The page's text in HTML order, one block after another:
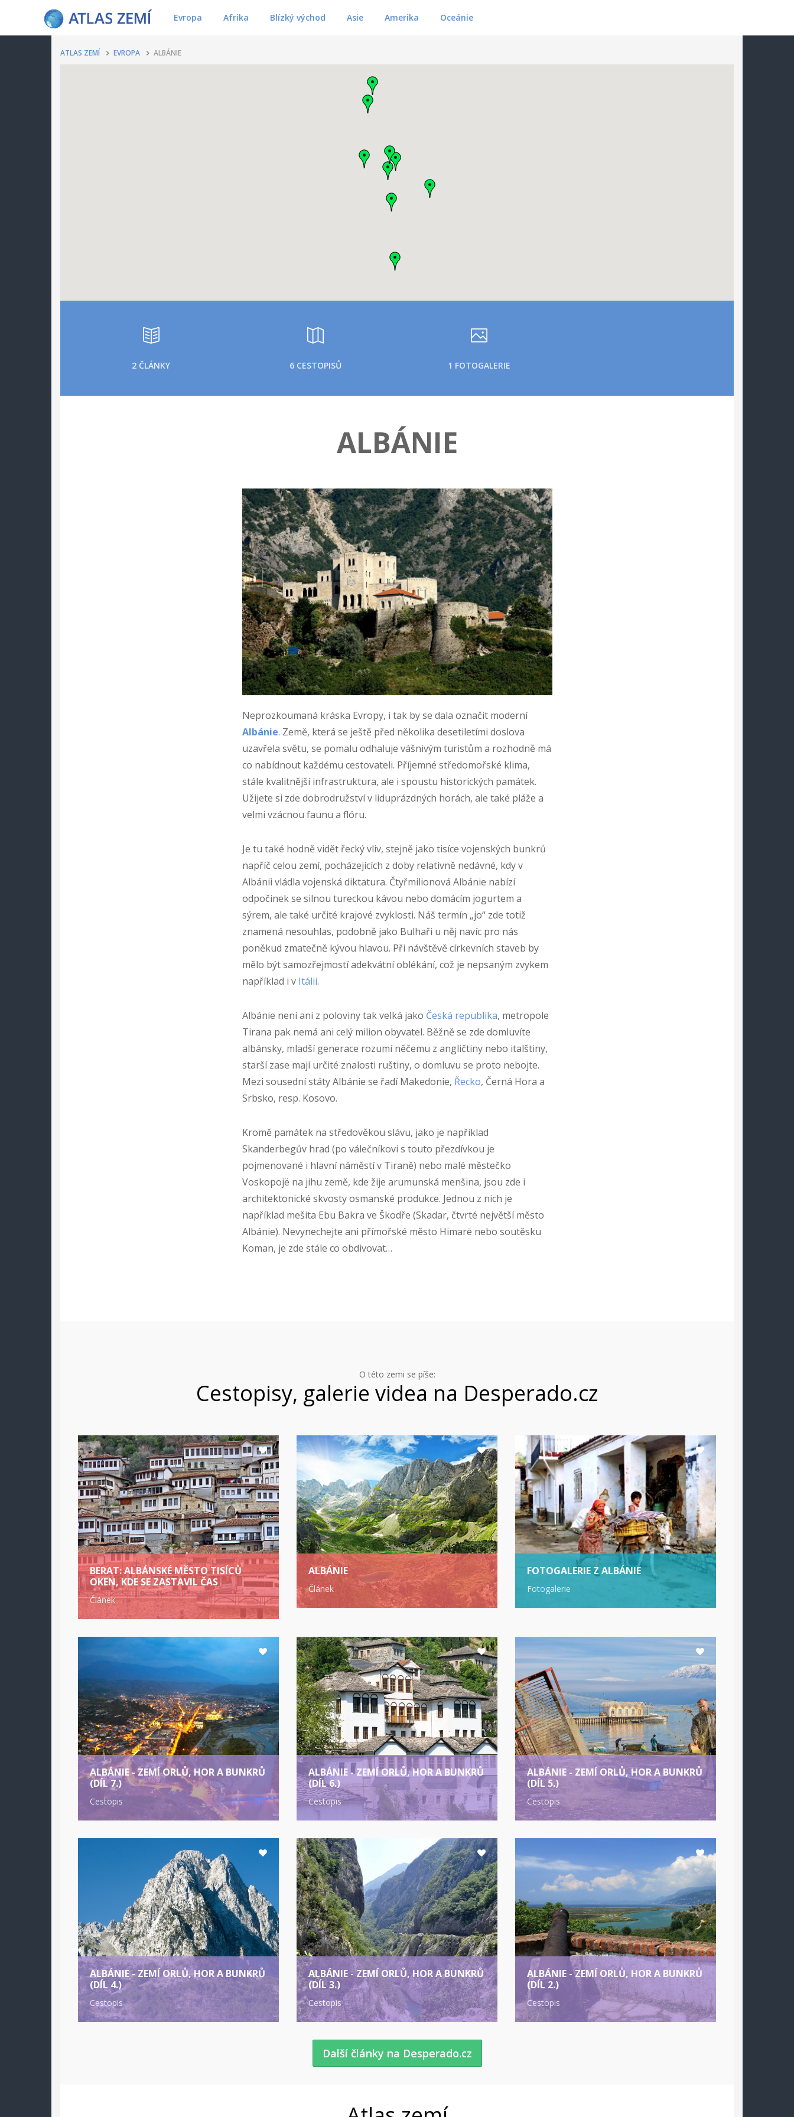
Evropa Afrika Blízký východ Asie Amerika Oceánie
ATLAS ZEMÍ EVROPA ALBÁNIE
2 ČLÁNKY 6 CESTOPISŮ 1 FOTOGALERIE
ALBÁNIE
Neprozkoumaná kráska Evropy, i tak by se dala označit moderní
Albánie. Země, která se ještě před několika desetiletími doslova
uzavřela světu, se pomalu odhaluje vášnivým turistům a rozhodně má
co nabídnout každému cestovateli. Příjemné středomořské klima,
stále kvalitnější infrastruktura, ale i spoustu historických památek.
Užijete si zde dobrodružství v liduprázdných horách, ale také pláže a
velmi vzácnou faunu a flóru.
Je tu také hodně vidět řecký vliv, stejně jako tisíce vojenských bunkrů
napříč celou zemí, pocházejících z doby relativně nedávné, kdy v
Albánii vládla vojenská diktatura. Čtyřmilionová Albánie nabízí
odpočinek se silnou tureckou kávou nebo domácím jogurtem a
sýrem, ale také určité krajové zvyklosti. Náš termín „jo“ zde totiž
znamená nesouhlas, podobně jako Bulhaři u něj navíc pro nás
poněkud zmatečně kývou hlavou. Při návštěvě církevních staveb by
mělo být samozřejmostí adekvátní oblékání, což je nepsaným zvykem
například i v Itálii.
Albánie není ani z poloviny tak velká jako Česká republika, metropole
Tirana pak nemá ani celý milion obyvatel. Běžně se zde domluvíte
albánsky, mladší generace rozumí něčemu z angličtiny nebo italštiny,
starší zase mají určité znalosti ruštiny, o domluvu se proto nebojte.
Mezi sousední státy Albánie se řadí Makedonie, Řecko, Černá Hora a
Srbsko, resp. Kosovo.
Kromě památek na středověkou slávu, jako je například
Skanderbegův hrad (po válečníkovi s touto přezdívkou je
pojmenované i hlavní náměstí v Tiraně) nebo malé městečko
Voskopojë na jihu země, kde žije arumunská menšina, jsou zde i
architektonické skvosty osmanské produkce. Jednou z nich je
například mešita Ebu Bakra ve Škodře (Skadar, čtvrté největší město
Albánie). Nevynechejte ani přímořské město Himarë nebo soutěsku
Koman, je zde stále co obdivovat…
O této zemi se píše:
Cestopisy, galerie videa na Desperado.cz
BERAT: ALBÁNSKÉ MĚSTO TISÍCŮ
OKEN, KDE SE ZASTAVIL ČAS
Článek
ALBÁNIE
Článek
FOTOGALERIE Z ALBÁNIE
Fotogalerie
ALBÁNIE - ZEMÍ ORLŮ, HOR A BUNKRŮ
(DÍL 7.)
Cestopis
ALBÁNIE - ZEMÍ ORLŮ, HOR A BUNKRŮ
(DÍL 6.)
Cestopis
ALBÁNIE - ZEMÍ ORLŮ, HOR A BUNKRŮ
(DÍL 5.)
Cestopis
ALBÁNIE - ZEMÍ ORLŮ, HOR A BUNKRŮ
(DÍL 4.)
Cestopis
ALBÁNIE - ZEMÍ ORLŮ, HOR A BUNKRŮ
(DÍL 3.)
Cestopis
ALBÁNIE - ZEMÍ ORLŮ, HOR A BUNKRŮ
(DÍL 2.)
Cestopis
Další články na Desperado.cz